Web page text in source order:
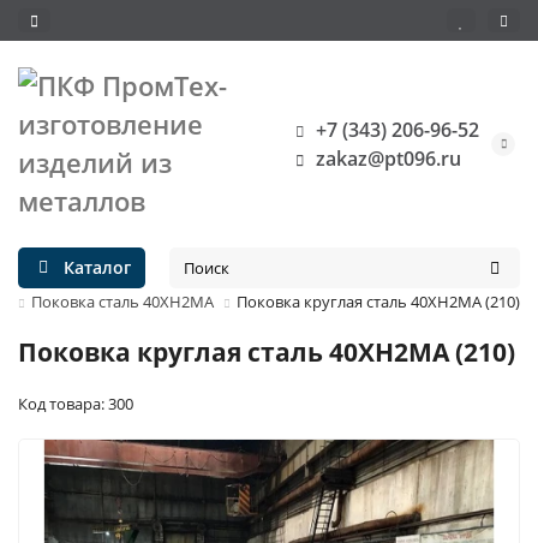
+7 (343) 206-96-52
zakaz@pt096.ru
Каталог
Поковка сталь 40ХН2МА Поковка круглая сталь 40ХН2МА (210)
Поковка круглая сталь 40ХН2МА (210)
Код товара: 300